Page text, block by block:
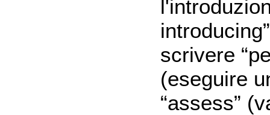
scrivere
(eseguire
“assess”